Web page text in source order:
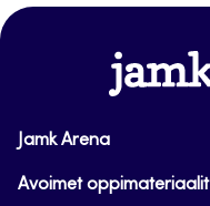
www.jamk.fi
Jamk Arena
Avoimet oppimateriaalit